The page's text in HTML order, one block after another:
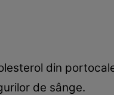
din
de sânge.